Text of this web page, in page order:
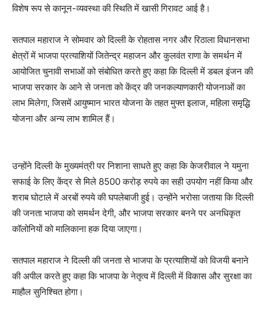
विशेष रूप से कानून-व्यवस्था की स्थिति में खासी गिरावट आई है।
सतपाल महाराज ने सोमवार को दिल्ली के रोहतास नगर और रिठाला विधानसभा
क्षेत्रों में भाजपा प्रत्याशियों जितेन्द्र महाजन और कुलवंत राणा के समर्थन में
आयोजित चुनावी सभाओं को संबोधित करते हुए कहा कि दिल्ली में डबल इंजन की
भाजपा सरकार के आने से जनता को केंद्र की जनकल्याणकारी योजनाओं का
लाभ मिलेगा, जिसमें आयुष्मान भारत योजना के तहत मुफ्त इलाज, महिला समृद्धि
योजना और अन्य लाभ शामिल हैं।
उन्होंने दिल्ली के मुख्यमंत्री पर निशाना साधते हुए कहा कि केजरीवाल ने यमुना
सफाई के लिए केंद्र से मिले 8500 करोड़ रुपये का सही उपयोग नहीं किया और
शराब घोटाले में अरबों रुपये की घपलेबाजी हुई। उन्होंने भरोसा जताया कि दिल्ली
की जनता भाजपा को समर्थन देगी, और भाजपा सरकार बनने पर अनधिकृत
कॉलोनियों को मालिकाना हक दिया जाएगा।
सतपाल महाराज ने दिल्ली की जनता से भाजपा के प्रत्याशियों को विजयी बनाने
की अपील करते हुए कहा कि भाजपा के नेतृत्व में दिल्ली में विकास और सुरक्षा का
माहौल सुनिश्चित होगा।